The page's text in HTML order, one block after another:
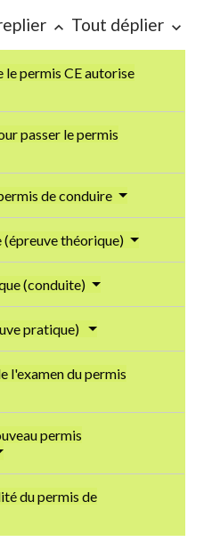
keyboard_arrow_up Tout déplier keyboard_arrow_down
le permis CE autorise
passer le permis
de conduire
(épreuve théorique)
(conduite)
pratique)
l'examen du permis
permis
du permis de